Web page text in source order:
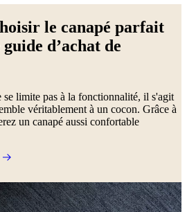
le canapé parfait
d’achat de
limite pas à la fonctionnalité, il s'agit
véritablement à un cocon. Grâce à
un canapé aussi confortable